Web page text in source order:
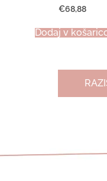
€68,88
Dodaj v